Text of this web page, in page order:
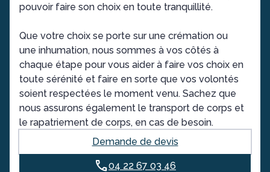
pouvoir faire son choix en toute tranquillité.
Que votre choix se porte sur une crémation ou
une inhumation, nous sommes à vos côtés à
chaque étape pour vous aider à faire vos choix en
toute sérénité et faire en sorte que vos volontés
soient respectées le moment venu. Sachez que
nous assurons également le transport de corps et
le rapatriement de corps, en cas de besoin.
Demande de devis
04 22 67 03 46